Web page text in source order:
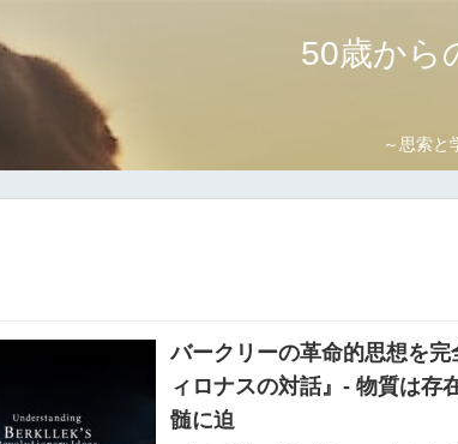
50歳から
～思索と
バークリーの革命的思想を
ィロナスの対話』- 物質は存
髄に迫